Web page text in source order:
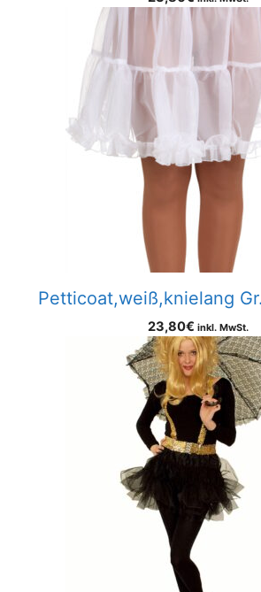
Petticoat,weiß,knielang
23,80€ inkl. MwSt.